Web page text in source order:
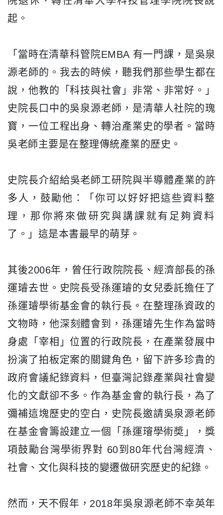
起。
「當時在清華科管院EMBA 有一門課，是吳泉
源老師的。我去的時候，聽我們那些學生都在
說， 他教的「科技與社會」非常、非常好。」
史院長口中的吳泉源老師， 是清華人社院的瑰
寶，一位工程出身、轉治產業史的學者。 當時
吳老師主要是在整理傳統產業的歷史。
史院長介紹給吳老師工研院與半導體產業的許
多人，鼓勵他：「 你可以好好把這些資料整
理， 那你將來做研究與講課就有足夠資料
了。」這是本書最早的萌芽。
其後2006年，曾任行政院院長、經濟部長的孫
運璿去世。 史院長受孫運璿的女兒委託擔任了
孫運璿學術基金會的執行長。 在整理孫資政的
文物時，他深刻體會到，孫運璿先生作為當時
身處「 宰相」位置的行政院長，在產業發展中
扮演了拍板定案的關鍵角色， 留下許多珍貴的
政府會議紀錄資料，但臺灣記錄產業與社會變
化的文獻卻不多。作為基金會的執行長，為了
彌補這塊歷史的空白， 史院長邀請吳泉源老師
在基金會籌設建立一個「孫運𤩷學術奬」， 獎
項鼓勵台灣學術界對 60到80年代台灣經濟、
社會、 文化與科技的變遷做研究歷史的紀錄。
然而，天不假年，2018年吳泉源老師不幸英年